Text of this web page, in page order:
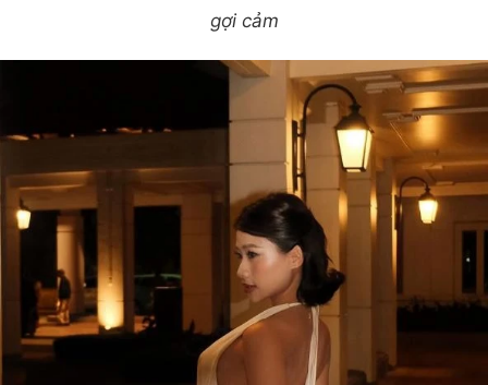
gợi cảm